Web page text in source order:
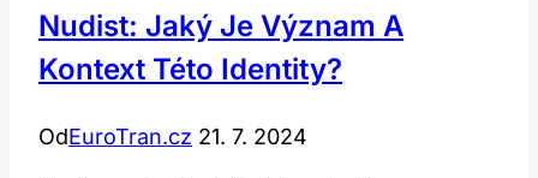
Nudist: Jaký Je Význam A
Kontext Této Identity?
OdEuroTran.cz 21. 7. 2024